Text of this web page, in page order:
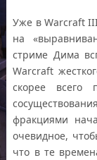
Уже в Warcraft
на
стриме Дима
Warcraft
скорее всего
фракциями
очевидное,
что в те